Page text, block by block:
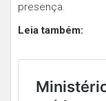
presença.
Leia também: